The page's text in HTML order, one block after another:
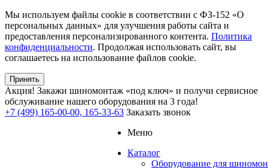
Мы используем файлы cookie в соответствии с ФЗ-152 «О
персональных данных» для улучшения работы сайта и
предоставления персонализированного контента. Политика
конфиденциальности. Продолжая использовать сайт, вы
соглашаетесь на использование файлов cookie.
Принять
Акция! Закажи шиномонтаж «под ключ» и получи сервисное
обслуживание нашего оборудования на 3 года!
+7 (499) 165-00-00, 165-33-63 Заказать звонок
Меню
Каталог
Оборудование для